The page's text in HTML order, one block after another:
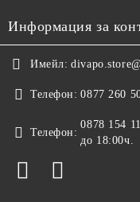
Информация за
Имейл:
Телефон: 0877 260
Телефон:
0878 154
до 18:00ч.